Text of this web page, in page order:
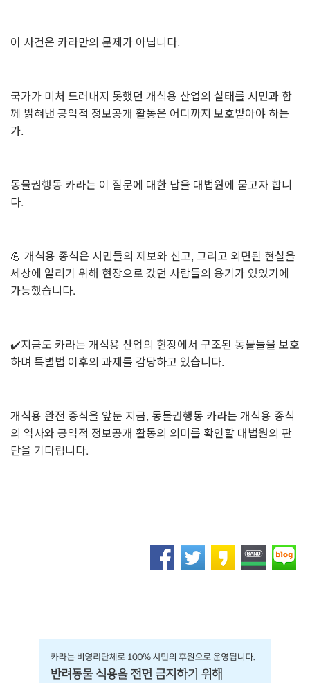
이 사건은 카라만의 문제가 아닙니다.
국가가 미처 드러내지 못했던 개식용 산업의 실태를 시민과 함
께 밝혀낸 공익적 정보공개 활동은 어디까지 보호받아야 하는
가.
동물권행동 카라는 이 질문에 대한 답을 대법원에 묻고자 합니
다.
💪 개식용 종식은 시민들의 제보와 신고, 그리고 외면된 현실을
세상에 알리기 위해 현장으로 갔던 사람들의 용기가 있었기에
가능했습니다.
✔️지금도 카라는 개식용 산업의 현장에서 구조된 동물들을 보호
하며 특별법 이후의 과제를 감당하고 있습니다.
개식용 완전 종식을 앞둔 지금, 동물권행동 카라는 개식용 종식
의 역사와 공익적 정보공개 활동의 의미를 확인할 대법원의 판
단을 기다립니다.